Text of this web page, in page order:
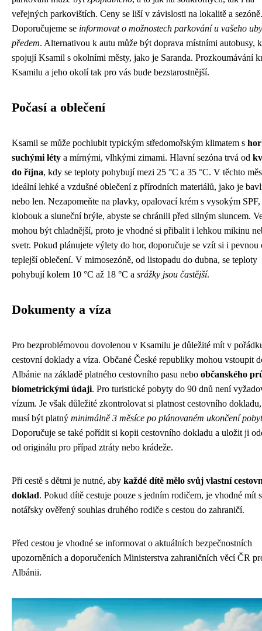
veřejných parkovištích. Ceny se liší v závislosti na lokalitě a sezóně.
Doporučujeme se informovat o možnostech parkování u vašeho
předem. Alternativou k autu může být doprava místními autobusy,
spojují Ksamil s okolními městy, jako je Saranda. Prozkoumávání
Ksamilu a jeho okolí tak pro vás bude bezstarostnější.
Počasí a oblečení
Ksamil se může pochlubit typickým středomořským klimatem s
suchými léty a mírnými, vlhkými zimami. Hlavní sezóna trvá od
do října, kdy se teploty pohybují mezi 25 °C a 35 °C. V těchto
ideální lehké a vzdušné oblečení z přírodních materiálů, jako je
nebo len. Nezapomeňte na plavky, opalovací krém s vysokým SPF,
klobouk a sluneční brýle, abyste se chránili před silným sluncem.
mohou být chladnější, proto je vhodné si přibalit i lehkou mikinu
svetr. Pokud plánujete výlety do hor, doporučuje se vzít si i pevnou
teplejší oblečení. V mimosezóně, od listopadu do dubna, se teploty
pohybují kolem 10 °C až 18 °C a srážky jsou častější.
Dokumenty a víza
Pro bezproblémovou dovolenou v Ksamilu je důležité mít v
cestovní doklady a víza. Občané České republiky mohou vstoupit
Albánie na základě platného cestovního pasu nebo občanského
biometrickými údaji. Pro turistické pobyty do 90 dnů není
vízum. Je však důležité zkontrolovat si platnost cestovního
musí být platný minimálně 3 měsíce po plánovaném ukončení
Doporučuje se také pořídit si kopii cestovního dokladu a uložit ji
od originálu pro případ ztráty nebo krádeže.
Při cestě s dětmi je nutné, aby každé dítě mělo svůj vlastní
doklad. Pokud dítě cestuje pouze s jedním rodičem, je vhodné mít
notářsky ověřený souhlas druhého rodiče s cestou do zahraničí.
Před cestou je vhodné se informovat o aktuálních bezpečnostních
upozorněních a doporučeních Ministerstva zahraničních věcí ČR
Albánii.